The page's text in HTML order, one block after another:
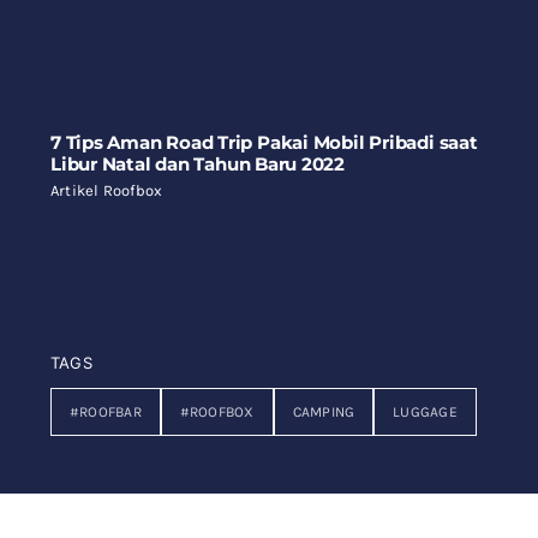
7 Tips Aman Road Trip Pakai Mobil Pribadi saat
Libur Natal dan Tahun Baru 2022
Artikel Roofbox
TAGS
#ROOFBAR #ROOFBOX CAMPING LUGGAGE